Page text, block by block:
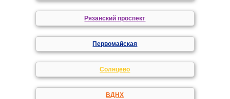
Рязанский проспект
Первомайская
Солнцево
ВДНХ